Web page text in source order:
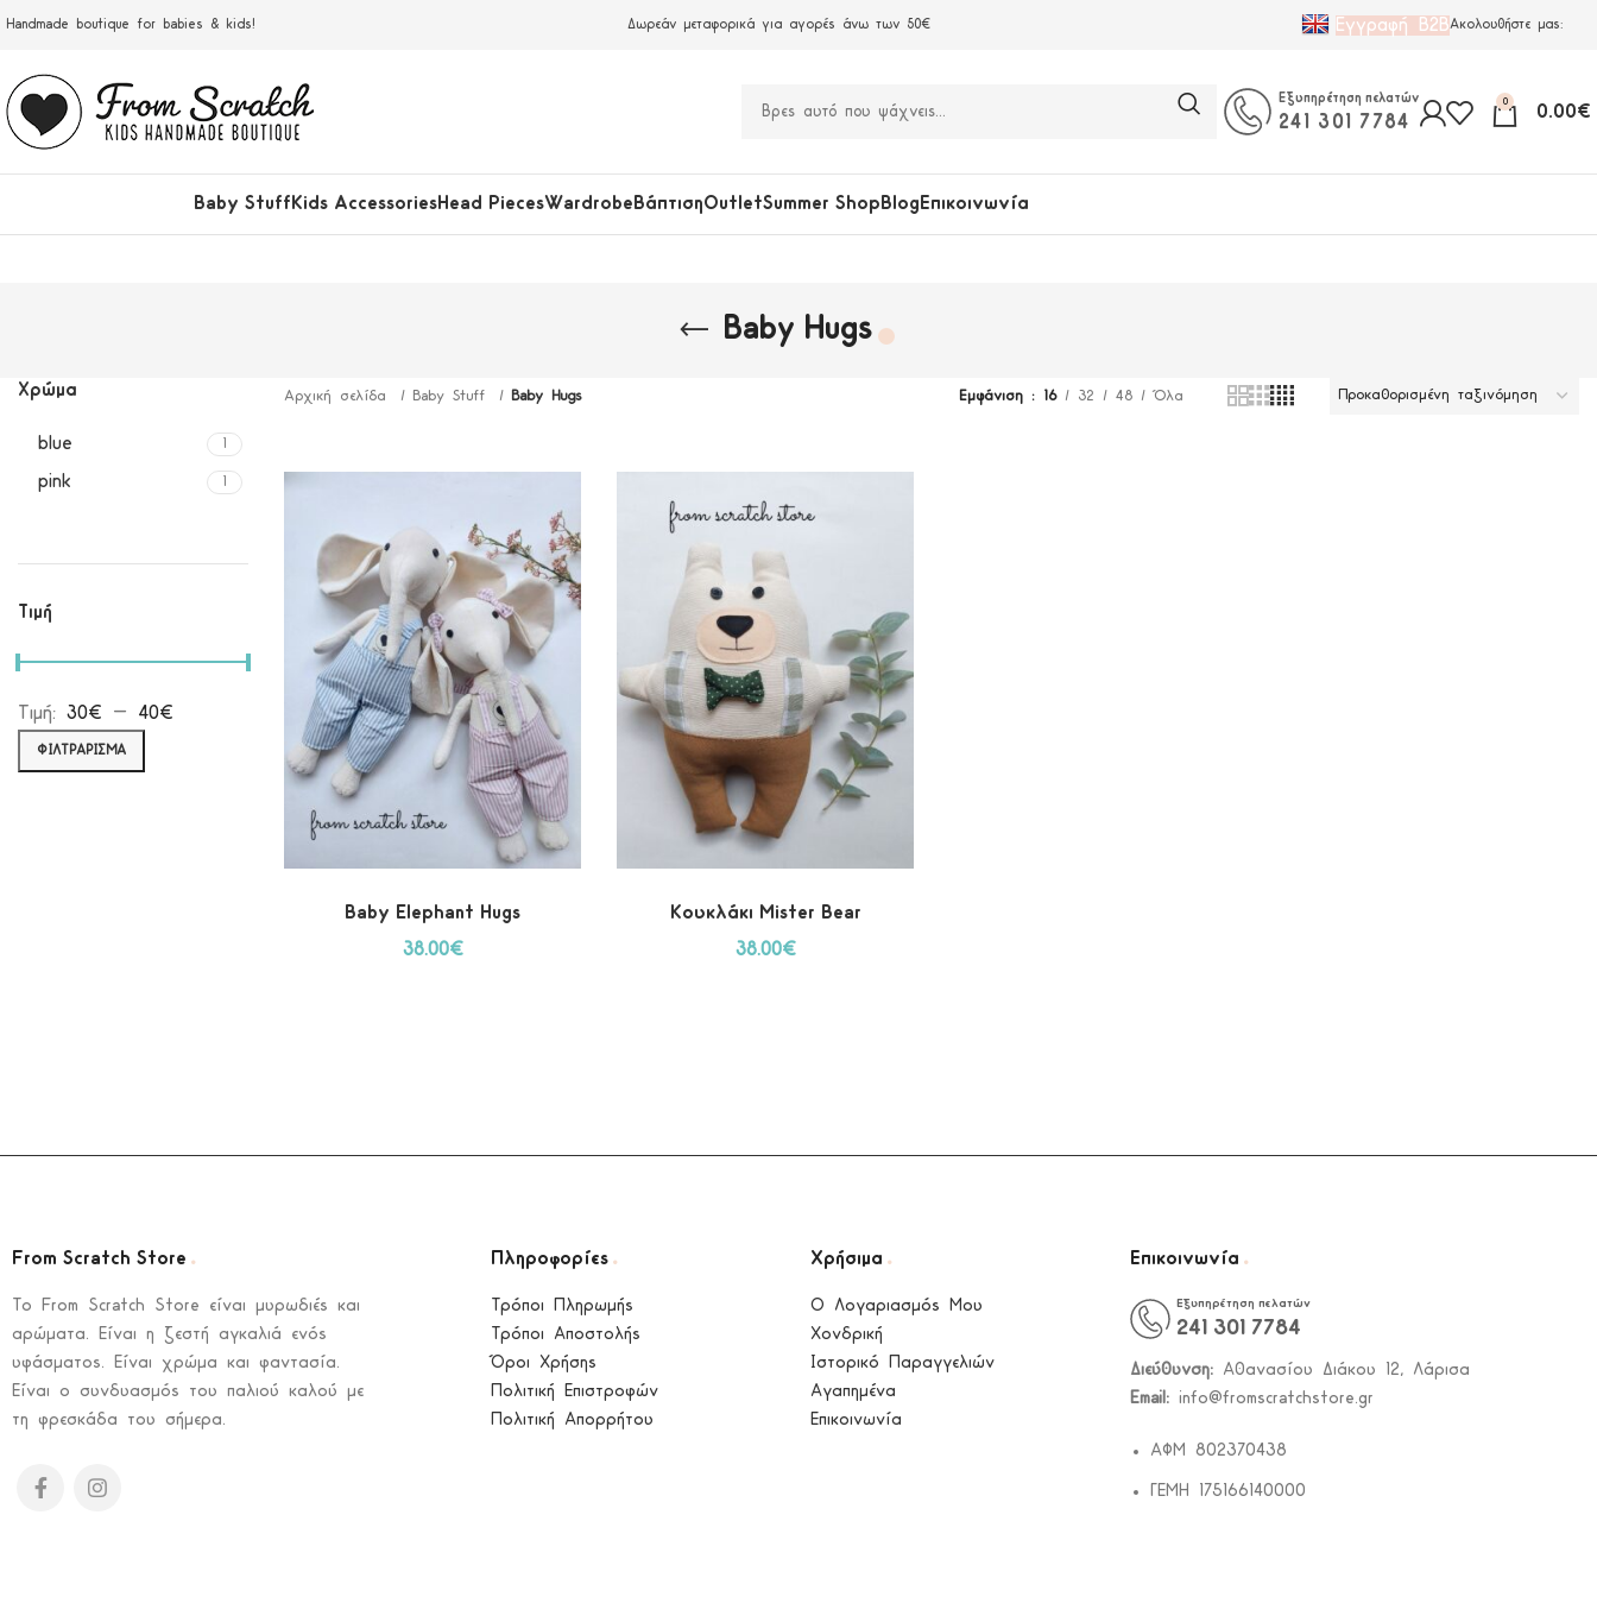
Handmade boutique for babies & kids! Δωρεάν μεταφορικά για αγορές άνω των 50€ Εγγραφή B2BΑκολουθήστε μας:
Εξυπηρέτηση πελατών
241 301 7784
0
0.00€
Baby StuffKids AccessoriesHead PiecesWardrobeΒάπτισηOutletSummer ShopBlogΕπικοινωνία
Baby Hugs
Χρώμα
blue
pink
Τιμή
ΦΙΛΤΡΆΡΙΣΜΑ
Τιμή: 30€ — 40€
Αρχική σελίδα Baby Stuff Baby Hugs Εμφάνιση 16 32 48 Όλα
Baby Elephant Hugs
38.00€
Κουκλάκι Mister Bear
38.00€
From Scratch Store .
To From Scratch Store είναι μυρωδιές και
αρώματα. Είναι η ζεστή αγκαλιά ενός
υφάσματος. Είναι χρώμα και φαντασία.
Είναι ο συνδυασμός του παλιού καλού με
τη φρεσκάδα του σήμερα.
Πληροφορίες .
Τρόποι Πληρωμής
Τρόποι Αποστολής
Όροι Χρήσης
Πολιτική Επιστροφών
Πολιτική Απορρήτου
Χρήσιμα .
Ο Λογαριασμός Μου
Χονδρική
Ιστορικό Παραγγελιών
Αγαπημένα
Επικοινωνία
Επικοινωνία .
Εξυπηρέτηση πελατών
241 301 7784
Διεύθυνση:Αθανασίου Διάκου 12, Λάρισα
Email:info@fromscratchstore.gr
ΑΦΜ 802370438
ΓΕΜΗ 175166140000